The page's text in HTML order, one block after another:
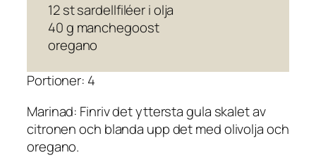
12 st sardellfiléer i olja
40 g manchegoost
oregano
Portioner: 4
Marinad: Finriv det yttersta gula skalet av
citronen och blanda upp det med olivolja och
oregano.